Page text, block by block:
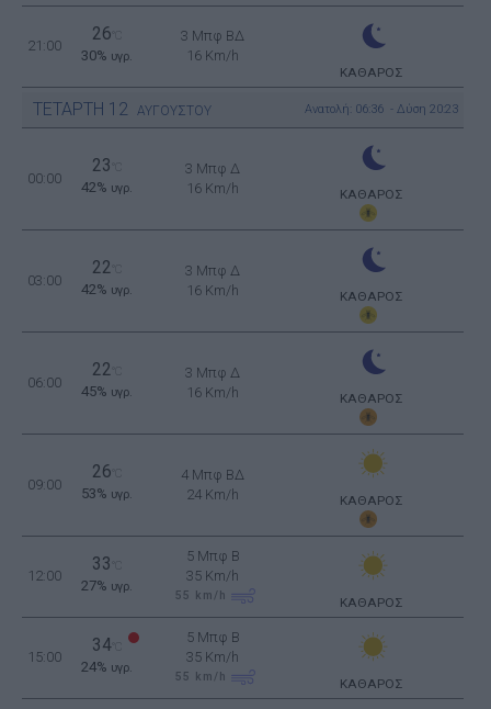
21:00
26
30% υγρ.
3 Μπφ ΒΔ
16 Km/h
ΚΑΘΑΡΟΣ
ΤΕΤΑΡΤΗ 12 ΑΥΓΟΥΣΤΟΥ Ανατολή: 06:36 - Δύση 20:23
00:00
23
42% υγρ.
3 Μπφ Δ
16 Km/h
ΚΑΘΑΡΟΣ
03:00
22
42% υγρ.
3 Μπφ Δ
16 Km/h
ΚΑΘΑΡΟΣ
06:00
22
45% υγρ.
3 Μπφ Δ
16 Km/h
ΚΑΘΑΡΟΣ
09:00
26
53% υγρ.
4 Μπφ ΒΔ
24 Km/h
ΚΑΘΑΡΟΣ
12:00
33
27% υγρ.
5 Μπφ B
35 Km/h
55 km/h ΚΑΘΑΡΟΣ
15:00
34°C
24% υγρ.
5 Μπφ B
35 Km/h
55 km/h ΚΑΘΑΡΟΣ